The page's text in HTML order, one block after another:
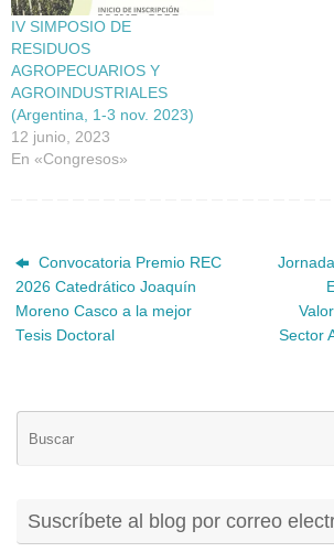
IV SIMPOSIO DE
RESIDUOS
AGROPECUARIOS Y
AGROINDUSTRIALES
(Argentina, 1-3 nov. 2023)
12 junio, 2023
En «Congresos»
Convocatoria Premio REC
2026 Catedrático Joaquín
Moreno Casco a la mejor
Tesis Doctoral
Sector
Suscríbete al blog por correo